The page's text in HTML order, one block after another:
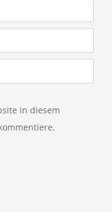
in diesem